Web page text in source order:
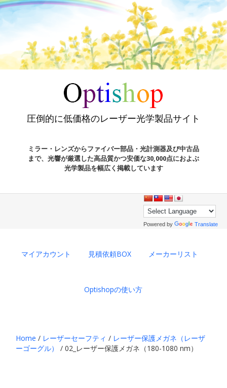
圧倒的に低価格のレーザー光学製品サイト
ミラー・レンズからファイバー部品・光計測器及び中古品
まで、光響が厳選した高品質かつ安価な30,000点におよぶ
光学製品を幅広く掲載しています
Powered by Translate
マイアカウント 見積依頼BOX メーカーリスト
Optishopの使い方
Home / レーザーセーフティ / レーザー保護メガネ（レーザ
ーゴーグル）
/ 02_レーザー保護メガネ（180-1080 nm）